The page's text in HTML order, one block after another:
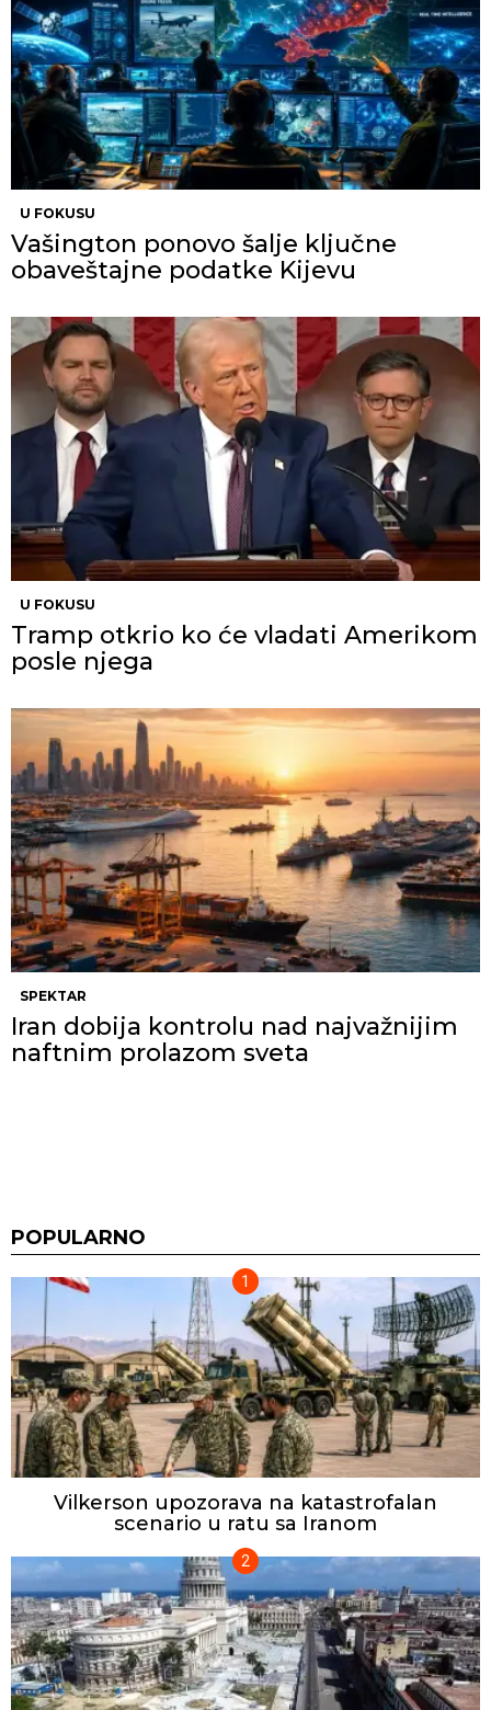
U FOKUSU
Vašington ponovo šalje ključne
obaveštajne podatke Kijevu
U FOKUSU
Tramp otkrio ko će vladati Amerikom
posle njega
SPEKTAR
Iran dobija kontrolu nad najvažnijim
naftnim prolazom sveta
POPULARNO
Vilkerson upozorava na katastrofalan
scenario u ratu sa Iranom